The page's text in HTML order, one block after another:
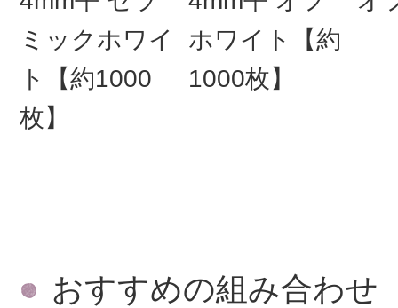
ミックホワイ
ト【約1000
枚】
ホワイト【約
1000枚】
おすすめの組み合わせ